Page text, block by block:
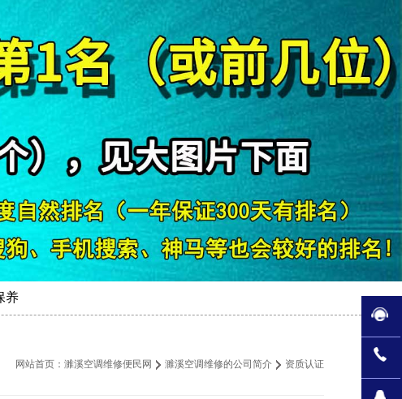
养
网站首页： 濉溪空调维修便民网 濉溪空调维修的公司简介 资质认证